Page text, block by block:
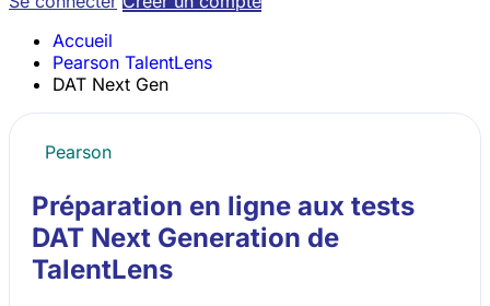
Accueil
Pearson TalentLens
DAT Next Gen
Pearson
Préparation en ligne aux tests
DAT Next Generation de
TalentLens